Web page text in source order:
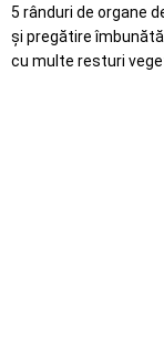
5 rânduri de organe
și pregătire
cu multe resturi